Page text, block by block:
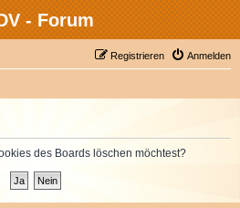
- Forum
Anmelden
Registrieren
des Boards löschen möchtest?